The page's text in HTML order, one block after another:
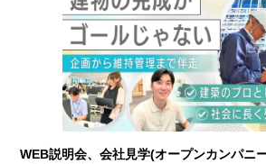
WEB説明会、会社見学(オープンカンパニ